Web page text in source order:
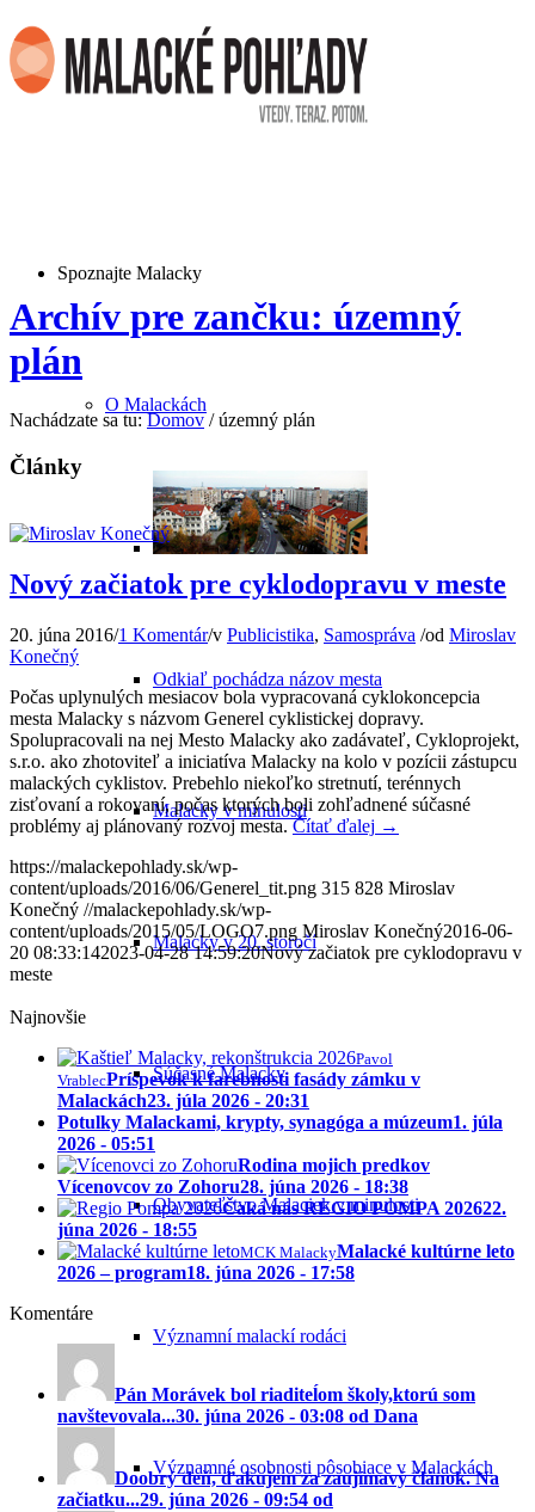
Spoznajte Malacky
O Malackách
Odkiaľ pochádza názov mesta
Malacky v minulosti
Malacky v 20. storočí
Súčasné Malacky
Obyvateľstvo Malaciek v minulosti
Významní malackí rodáci
Významné osobnosti pôsobiace v Malackách
Archív pre zančku: územný
plán
Nachádzate sa tu: Domov / územný plán
Články
Nový začiatok pre cyklodopravu v meste
20. júna 2016/1 Komentár/v Publicistika, Samospráva /od Miroslav
Konečný
Počas uplynulých mesiacov bola vypracovaná cyklokoncepcia
mesta Malacky s názvom Generel cyklistickej dopravy.
Spolupracovali na nej Mesto Malacky ako zadávateľ, Cykloprojekt,
s.r.o. ako zhotoviteľ a iniciatíva Malacky na kolo v pozícii zástupcu
malackých cyklistov. Prebehlo niekoľko stretnutí, terénnych
zisťovaní a rokovaní, počas ktorých boli zohľadnené súčasné
problémy aj plánovaný rozvoj mesta.Čítať ďalej →
https://malackepohlady.sk/wp-
content/uploads/2016/06/Generel_tit.png 315 828 Miroslav
Konečný //malackepohlady.sk/wp-
content/uploads/2015/05/LOGO7.png Miroslav Konečný2016-06-
20 08:33:142023-04-28 14:59:20Nový začiatok pre cyklodopravu v
meste
Najnovšie
Pavol
VrablecPríspevok k farebnosti fasády zámku v
Malackách23. júla 2026 - 20:31
Potulky Malackami, krypty, synagóga a múzeum1. júla
2026 - 05:51
Rodina mojich predkov
Vícenovcov zo Zohoru28. júna 2026 - 18:38
Čaká nás REGIO POMPA 202622.
júna 2026 - 18:55
MCK MalackyMalacké kultúrne leto
2026 – program18. júna 2026 - 17:58
Komentáre
Pán Morávek bol riaditeĺom školy,ktorú som
navštevovala...30. júna 2026 - 03:08 od Dana
Doobrý deň, ďakujem za zaujímavý článok. Na
začiatku...29. júna 2026 - 09:54 od